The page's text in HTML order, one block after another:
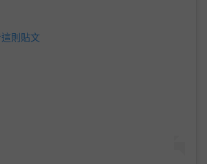
則貼文